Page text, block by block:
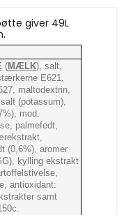
giver 49L
(MÆLK), salt,
E621,
maltodextrin,
(potassum),
mod.
palmefedt,
(0,6%), aromer
kylling ekstrakt
antioxidant:
samt